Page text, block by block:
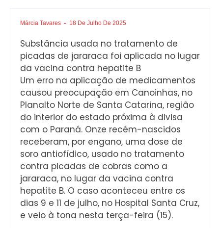
Márcia Tavares 18 De Julho De 2025
Substância usada no tratamento de
picadas de jararaca foi aplicada no lugar
da vacina contra hepatite B
Um erro na aplicação de medicamentos
causou preocupação em Canoinhas, no
Planalto Norte de Santa Catarina, região
do interior do estado próxima à divisa
com o Paraná. Onze recém-nascidos
receberam, por engano, uma dose de
soro antiofídico, usado no tratamento
contra picadas de cobras como a
jararaca, no lugar da vacina contra
hepatite B. O caso aconteceu entre os
dias 9 e 11 de julho, no Hospital Santa Cruz,
e veio à tona nesta terça-feira (15).